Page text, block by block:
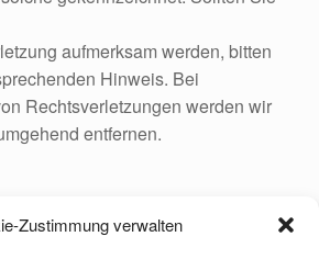
Zustimmung verwalten
aufmerksam werden, bitten
Hinweis. Bei
Rechtsverletzungen werden wir
entfernen.